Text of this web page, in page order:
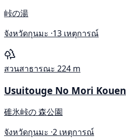
峠の湯
จังหวัดกุนมะ ·13 เหตุการณ์
สวนสาธารณะ 224 m
Usuitouge No Mori Kouen
碓氷峠の 森公園
จังหวัดกุนมะ ·2 เหตุการณ์